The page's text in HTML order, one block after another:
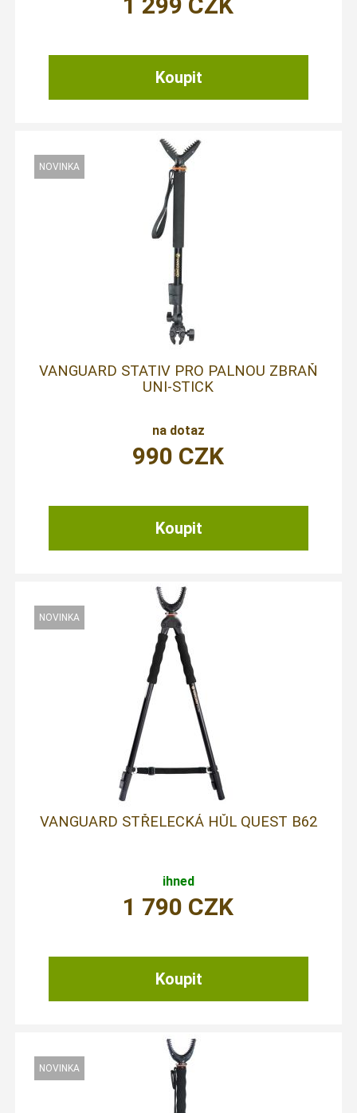
VANGUARD STATIV PRO PALNOU ZBRAŇ
UNI-STICK
na dotaz
990 CZK
VANGUARD STŘELECKÁ HŮL QUEST B62
ihned
1 790 CZK